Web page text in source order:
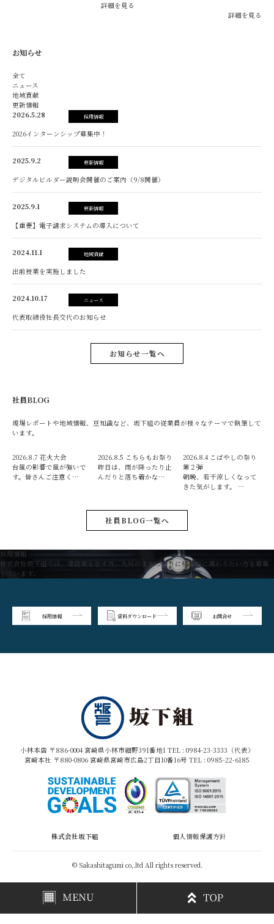
詳細を見る
詳細を見る
お知らせ
全て
ニュース
地域貢献
更新情報
2026.5.28
採用情報
2026インターンシップ募集中！
2025.9.2 更新情報
デジタルビルダー説明会開催のご案内（9/8開催）
2025.9.1 更新情報
【重要】電子請求システムの導入について
2024.11.1 地域貢献
出前授業を実施しました
2024.10.17 ニュース
代表取締役社長交代のお知らせ
お知らせ一覧へ
社員BLOG
現場レポートや地域情報、豆知識など、坂下組の従業員が様々なテーマで執筆して
います。
2026.8.7 花火大会
台風の影響で風が強いで
す。皆さんご注意く…
2026.8.5 こちらもお祭り
昨日は、雨が降ったり止
んだりと落ち着かな…
2026.8.4 こばやしの祭り
第２弾
朝晩、若干涼しくなって
きた気がします。 …
社員BLOG一覧へ
採用情報
株式会社坂下組では、建設業を志す方、九州のまちづくりに積極的に携わりたい方を募集
しています。
採用情報 資料ダウンロード お問合せ
小林本店 〒886-0004 宮崎県小林市細野391番地1 TEL : 0984-23-3333（代表）
宮崎本社 〒880-0806 宮崎県宮崎市広島2丁目10番16号 TEL : 0985-22-6185
株式会社坂下組 個人情報保護方針
© Sakashitagumi co,.ltd All rights reserved.